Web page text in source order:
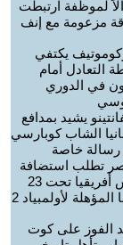
لموظفة ارتبطت
مزعومة مع إنف
يكتفي
التعادل أمام
في الدوري
يشيد بمدافع
الشاب كوبارسي
خاصة
تطلب استضافة
كأس أفريقيا تحت 23
عاما المؤهلة لأولمبياد 2
الفوز على كوت